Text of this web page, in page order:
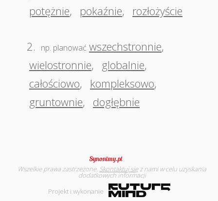
potężnie, pokaźnie, rozłożyście
2. np. planować wszechstronnie,
wielostronnie, globalnie,
całościowo, kompleksowo,
gruntownie, dogłębnie
Wszelkie prawa zastrzeżone. Skontaktuj sięz nami w celu uzyskania
dodatkowych informacji
Projekt i wykonanie